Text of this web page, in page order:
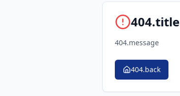
404.title
404.message
404.back